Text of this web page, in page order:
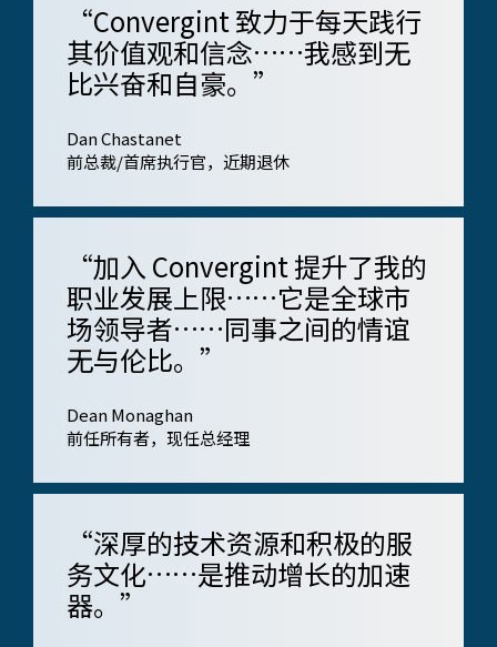
“Convergint 致力于每天践行
其价值观和信念……我感到无
比兴奋和自豪。”
Dan Chastanet
前总裁/首席执行官，近期退休
“加入 Convergint 提升了我的
职业发展上限……它是全球市
场领导者……同事之间的情谊
无与伦比。”
Dean Monaghan
前任所有者，现任​​总经理
“深厚的技术资源和积极的服
务文化……是推动增长的加速
器。”